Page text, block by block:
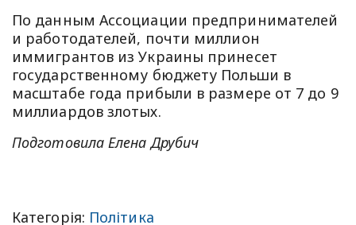
По данным Ассоциации предпринимателей
и работодателей, почти миллион
иммигрантов из Украины принесет
государственному бюджету Польши в
масштабе года прибыли в размере от 7 до 9
миллиардов злотых.
Подготовила Елена Друбич
Категорія: Політика